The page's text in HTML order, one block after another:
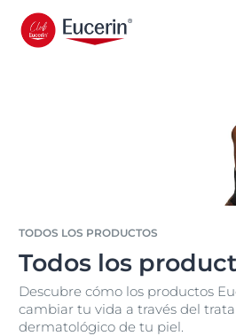
TODOS LOS PRODUCTOS
Todos los
Descubre cómo los productos
cambiar tu vida a través del
dermatológico de tu piel.